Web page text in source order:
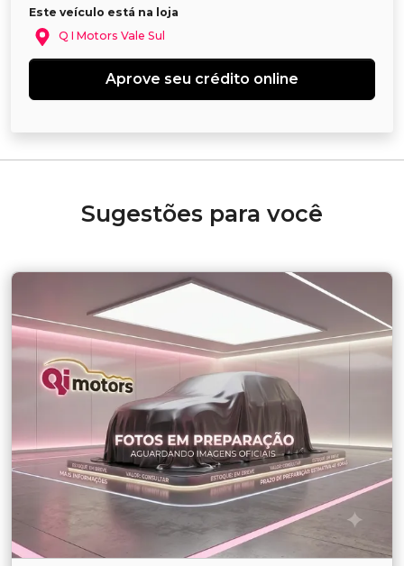
Este veículo está na loja
Q I Motors Vale Sul
Aprove seu crédito online
Sugestões para você